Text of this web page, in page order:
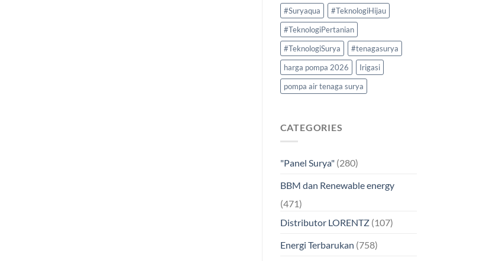
#Suryaqua
#TeknologiHijau
#TeknologiPertanian
#TeknologiSurya
#tenagasurya
harga pompa 2026
Irigasi
pompa air tenaga surya
CATEGORIES
"Panel Surya"(280)
BBM dan Renewable energy
(471)
Distributor LORENTZ(107)
Energi Terbarukan (758)